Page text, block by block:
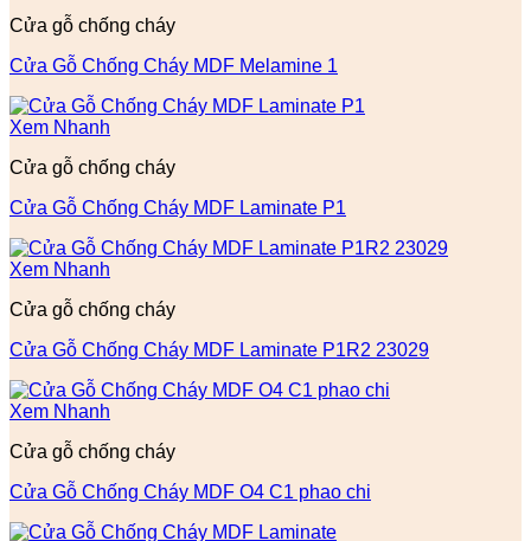
Cửa gỗ chống cháy
Cửa Gỗ Chống Cháy MDF Melamine 1
Xem Nhanh
Cửa gỗ chống cháy
Cửa Gỗ Chống Cháy MDF Laminate P1
Xem Nhanh
Cửa gỗ chống cháy
Cửa Gỗ Chống Cháy MDF Laminate P1R2 23029
Xem Nhanh
Cửa gỗ chống cháy
Cửa Gỗ Chống Cháy MDF O4 C1 phao chi